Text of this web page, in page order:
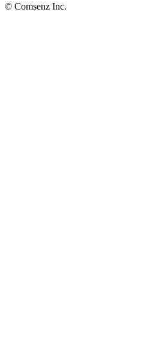
© Comsenz Inc.